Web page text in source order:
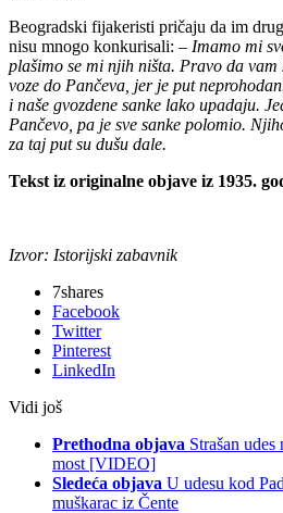
Beogradski fijakeristi pričaju da im
nisu mnogo konkurisali: – Imamo mi
plašimo se mi njih ništa. Pravo da
voze do Pančeva, jer je put
i naše gvozdene sanke lako upadaju.
Pančevo, pa je sve sanke polomio.
za taj put su dušu dale.
Tekst iz originalne objave iz 1935.
Izvor: Istorijski zabavnik
7shares
Facebook
Twitter
Pinterest
LinkedIn
Vidi još
Prethodna objava Strašan
most [VIDEO]
Sledeća objava U udesu kod
muškarac iz Čente